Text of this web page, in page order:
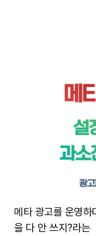
메타 광고를 운영
을 다 안 쓰지?라는